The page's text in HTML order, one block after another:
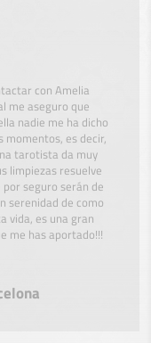
con Amelia
me aseguro que
nadie me ha dicho
es decir,
tarotista da muy
limpiezas resuelve
seguro serán de
serenidad de como
vida, es una gran
me has aportado!!!